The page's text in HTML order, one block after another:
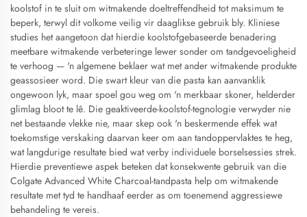
koolstof in te sluit om witmakende doeltreffendheid tot maksimum te
beperk, terwyl dit volkome veilig vir daaglikse gebruik bly. Kliniese
studies het aangetoon dat hierdie koolstofgebaseerde benadering
meetbare witmakende verbeteringe lewer sonder om tandgevoeligheid
te verhoog — 'n algemene beklaer wat met ander witmakende produkte
geassosieer word. Die swart kleur van die pasta kan aanvanklik
ongewoon lyk, maar spoel gou weg om 'n merkbaar skoner, helderder
glimlag bloot te lê. Die geaktiveerde-koolstof-tegnologie verwyder nie
net bestaande vlekke nie, maar skep ook 'n beskermende effek wat
toekomstige verskaking daarvan keer om aan tandoppervlaktes te heg,
wat langdurige resultate bied wat verby individuele borselsessies strek.
Hierdie preventiewe aspek beteken dat konsekwente gebruik van die
Colgate Advanced White Charcoal-tandpasta help om witmakende
resultate met tyd te handhaaf eerder as om toenemend aggressiewe
behandeling te vereis.